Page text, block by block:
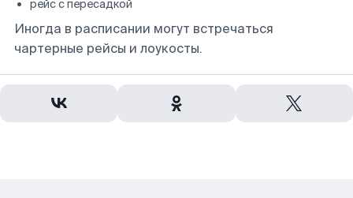
рейс с пересадкой
Иногда в расписании могут встречаться
чартерные рейсы и лоукосты.